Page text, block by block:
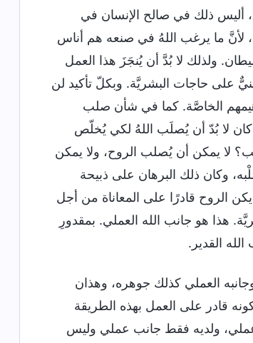
أليس ذلك في صالح الإنسان في
لأنَّ ما يرغب اللهُ في صنعه هم أناس
ولذلك لا بُدَّ أن يُنجَزَ هذا العمل
على حاجات البشريَّة. وبكلّ تأكيد لن
الخاصَّة. كما في شأن صلب
كان لا بُدّ أن يُصلَب اللهُ لكي يُخلّص
لا يمكن أن يُصلب الروح، ولا يمكن
وكان ذلك البرهان على ذبيحة
الروح قادرًا على المعاناة من أجل
هذا هو جانب الله العملي. بمقدورِ
القدير.
العملي كذلك جوهره، وهذان
قادر على العمل بهذه الطريقة
عملي، ولديه فقط جانب عملي وليس